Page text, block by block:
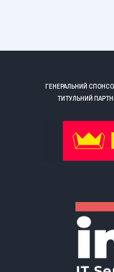
ГЕНЕРАЛЬНИЙ
ТИТУЛЬНИЙ